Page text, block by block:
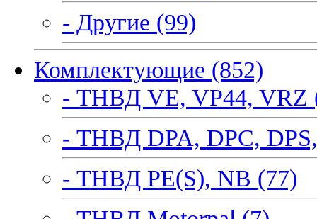
- Другие (99)
Комплектующие (852)
- ТНВД VE, VP44, VRZ
- ТНВД DPA, DPC,
- ТНВД PE(S), NB (77)